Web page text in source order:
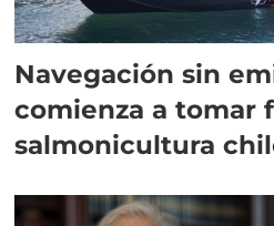
Navegación sin
comienza a tomar
salmonicultura